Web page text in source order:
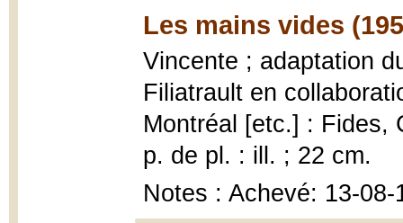
Les mains vides
Vincente ; adaptation
Filiatrault en
Montréal [etc.] : Fides,
p. de pl. : ill. ; 22 cm.
Notes : Achevé: 13-08-